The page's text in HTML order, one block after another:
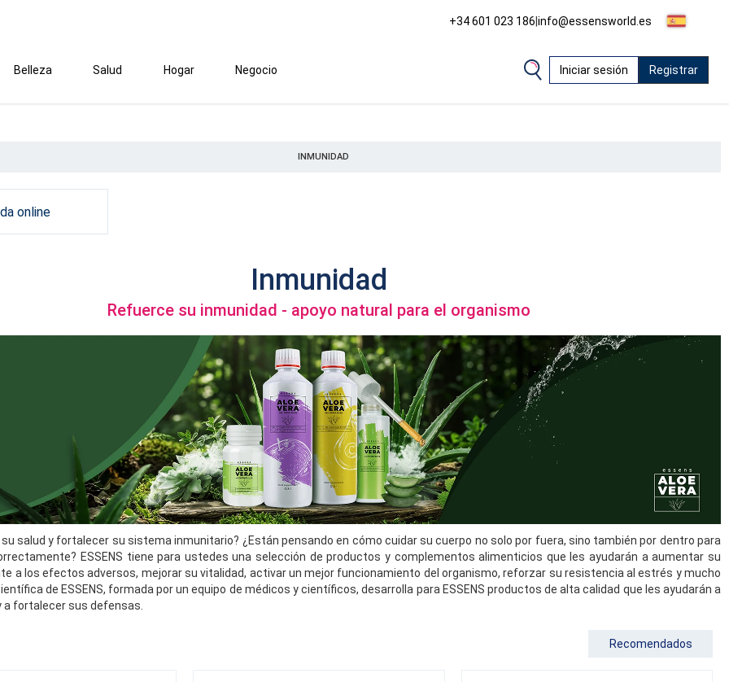
+34 601 023 186|info@essensworld.es
Belleza Salud Hogar Negocio Iniciar sesión Registrar
INMUNIDAD
online
Inmunidad
Refuerce su inmunidad - apoyo natural para el organismo
su salud y fortalecer su sistema inmunitario? ¿Están pensando en cómo cuidar su cuerpo no solo por fuera, sino también por dentro para
ESSENS tiene para ustedes una selección de productos y complementos alimenticios que les ayudarán a aumentar su
a los efectos adversos, mejorar su vitalidad, activar un mejor funcionamiento del organismo, reforzar su resistencia al estrés y mucho
de ESSENS, formada por un equipo de médicos y científicos, desarrolla para ESSENS productos de alta calidad que les ayudarán a
a fortalecer sus defensas.
Recomendados